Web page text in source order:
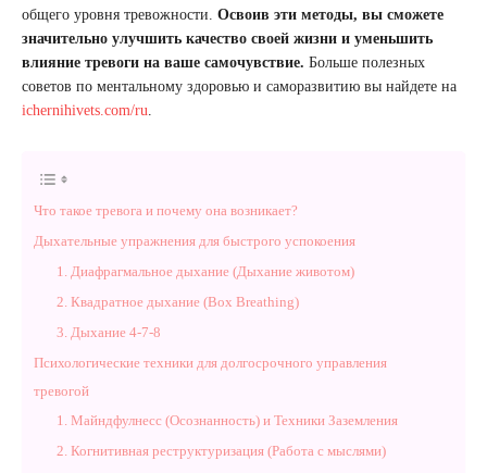
общего уровня тревожности. Освоив эти методы, вы сможете
значительно улучшить качество своей жизни и уменьшить
влияние тревоги на ваше самочувствие. Больше полезных
советов по ментальному здоровью и саморазвитию вы найдете на
ichernihivets.com/ru
Что такое тревога и почему она возникает?
Дыхательные упражнения для быстрого успокоения
1. Диафрагмальное дыхание (Дыхание животом)
2. Квадратное дыхание (Box Breathing)
3. Дыхание 4-7-8
Психологические техники для долгосрочного управления
тревогой
1. Майндфулнесс (Осознанность) и Техники Заземления
2. Когнитивная реструктуризация (Работа с мыслями)